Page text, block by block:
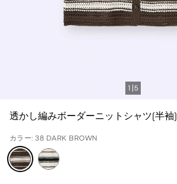
1 5
透かし編みボーダーニットシャツ(半袖)
カラー: 38 DARK BROWN